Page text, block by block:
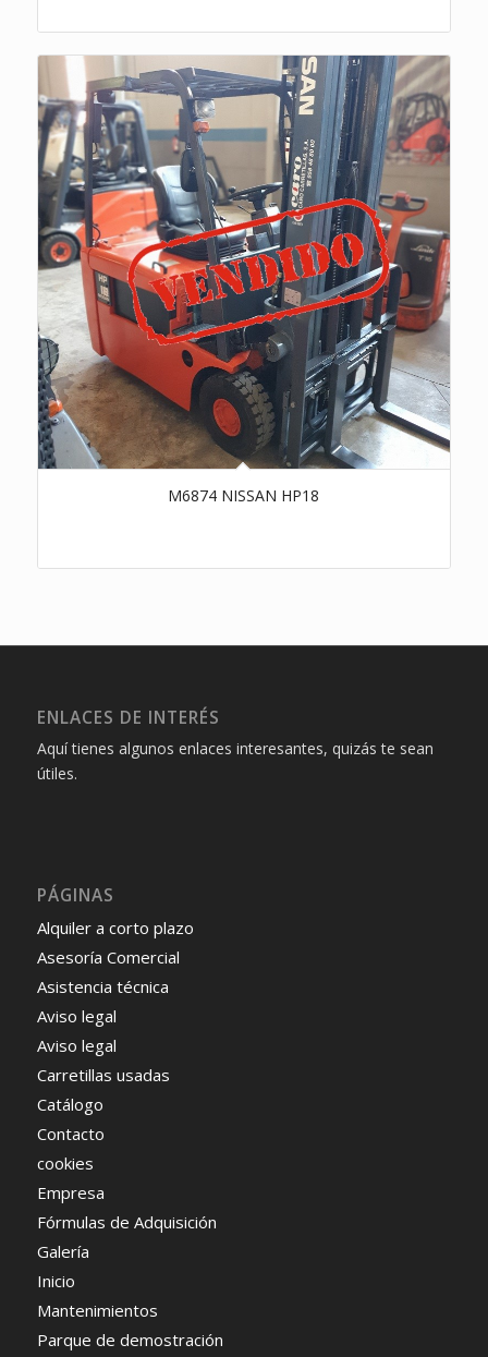
M6874 NISSAN HP18
ENLACES DE INTERÉS
Aquí tienes algunos enlaces interesantes, quizás te sean
útiles.
PÁGINAS
Alquiler a corto plazo
Asesoría Comercial
Asistencia técnica
Aviso legal
Aviso legal
Carretillas usadas
Catálogo
Contacto
cookies
Empresa
Fórmulas de Adquisición
Galería
Inicio
Mantenimientos
Parque de demostración